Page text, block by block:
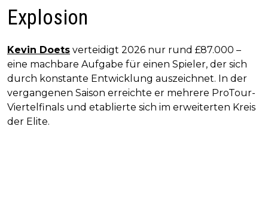
Explosion
Kevin Doets verteidigt 2026 nur rund £87.000 –
eine machbare Aufgabe für einen Spieler, der sich
durch konstante Entwicklung auszeichnet. In der
vergangenen Saison erreichte er mehrere ProTour-
Viertelfinals und etablierte sich im erweiterten Kreis
der Elite.